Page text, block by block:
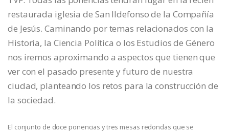
restaurada iglesia de San Ildefonso de la Compañía
de Jesús. Caminando por temas relacionados con la
Historia, la Ciencia Política o los Estudios de Género
nos iremos aproximando a aspectos que tienen que
ver con el pasado presente y futuro de nuestra
ciudad, planteando los retos para la construcción de
la sociedad.
El conjunto de doce ponencias y tres mesas redondas que se